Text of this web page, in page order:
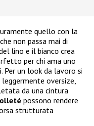
quello con la
non passa mai di
lino e il bianco crea
per chi ama uno
un look da lavoro si
oversize,
da una cintura
possono rendere
strutturata